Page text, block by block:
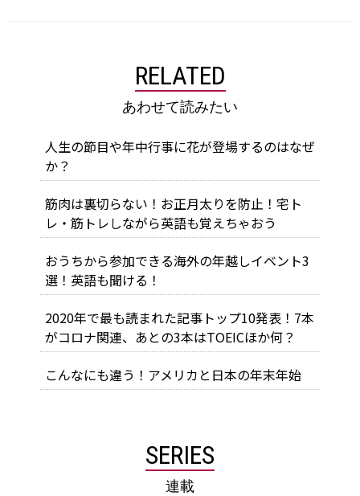
RELATED
あわせて読みたい
人生の節目や年中行事に花が登場するのはなぜ
か？
筋肉は裏切らない！お正月太りを防止！宅ト
レ・筋トレしながら英語も覚えちゃおう
おうちから参加できる海外の年越しイベント3
選！英語も聞ける！
2020年で最も読まれた記事トップ10発表！7本
がコロナ関連、あとの3本はTOEICほか何？
こんなにも違う！アメリカと日本の年末年始
SERIES
連載